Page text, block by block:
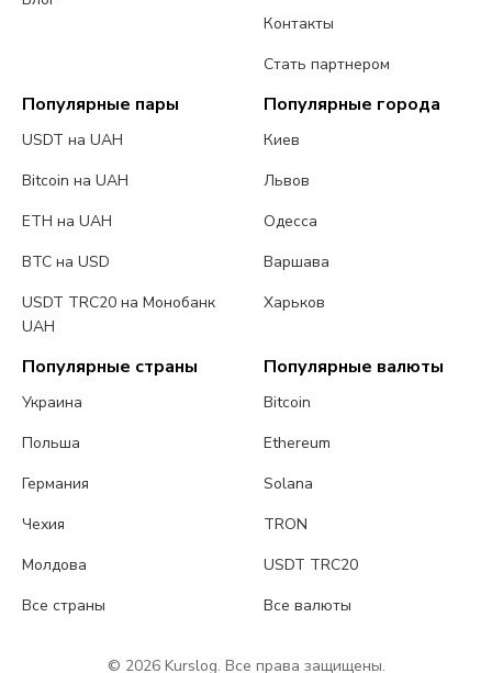
Контакты
Стать партнером
Популярные пары
USDT на UAH
Bitcoin на UAH
ETH на UAH
BTC на USD
USDT TRC20 на Монобанк
UAH
Популярные города
Киев
Львов
Одесса
Варшава
Харьков
Популярные страны
Украина
Польша
Германия
Чехия
Молдова
Все страны
Популярные валюты
Bitcoin
Ethereum
Solana
TRON
USDT TRC20
Все валюты
© 2026 Kurslog. Все права защищены.